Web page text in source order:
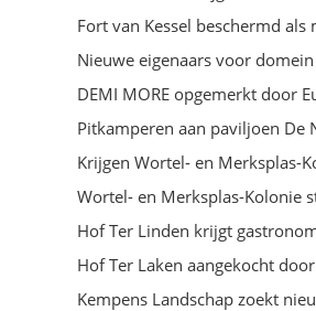
Fort van Kessel beschermd
Nieuwe eigenaars voor
DEMI MORE opgemerkt door
Pitkamperen aan paviljoen De
Krijgen Wortel- en Merksplas-
Wortel- en Merksplas-Kolonie
Hof Ter Linden krijgt
Hof Ter Laken aangekocht
Kempens Landschap zoekt